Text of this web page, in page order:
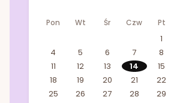
Pon Wt Śr Czw Pt
1
4
5 6 7 8
11
12 13 14 15
18
19 20 21 22
25
26 27 28 29